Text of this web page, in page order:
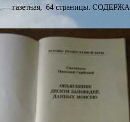
газетная, 64 страницы.